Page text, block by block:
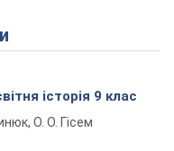
Video
історія 9 клас
О. О. Гісем